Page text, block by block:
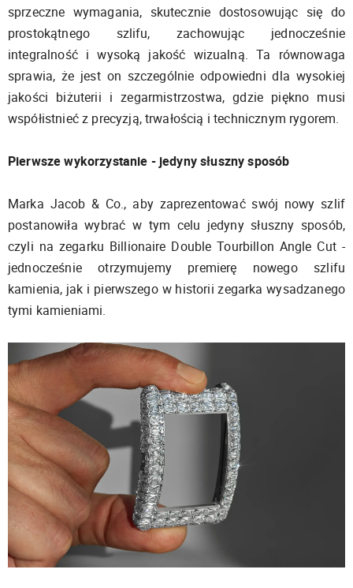
sprzeczne wymagania, skutecznie dostosowując się do
prostokątnego szlifu, zachowując jednocześnie
integralność i wysoką jakość wizualną. Ta równowaga
sprawia, że jest on szczególnie odpowiedni dla wysokiej
jakości biżuterii i zegarmistrzostwa, gdzie piękno musi
współistnieć z precyzją, trwałością i technicznym rygorem.
Pierwsze wykorzystanie - jedyny słuszny sposób
Marka Jacob & Co., aby zaprezentować swój nowy szlif
postanowiła wybrać w tym celu jedyny słuszny sposób,
czyli na zegarku Billionaire Double Tourbillon Angle Cut -
jednocześnie otrzymujemy premierę nowego szlifu
kamienia, jak i pierwszego w historii zegarka wysadzanego
tymi kamieniami.